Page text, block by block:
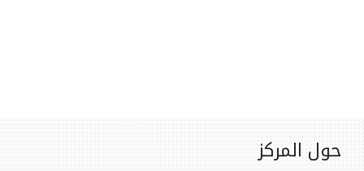
حول المركز